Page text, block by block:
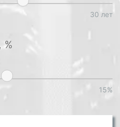
30 лет
%
15%